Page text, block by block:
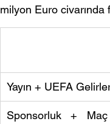
milyon Euro civarında
Yayın + UEFA
Sponsorluk +